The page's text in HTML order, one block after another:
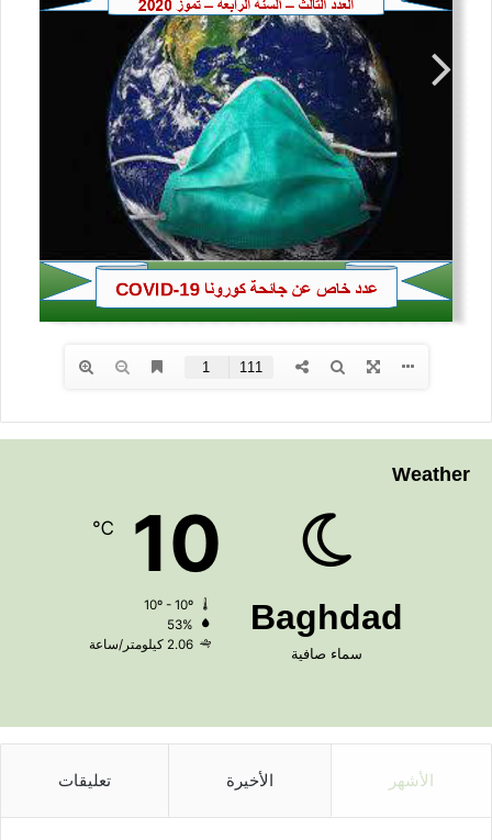
Weather
Baghdad
سماء صافية
10
℃
53%
2.06 كيلومتر/ساعة
الأشهر الأخيرة تعليقات